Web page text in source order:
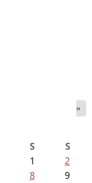
»
S
S
1
2
8
9